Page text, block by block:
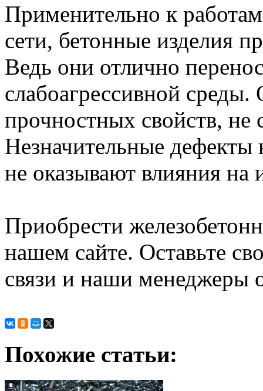
Применительно к
сети, бетонные изделия
Ведь они отлично
слабоагрессивной
прочностных свойств, не
Незначительные дефекты
не оказывают влияния на
Приобрести
нашем сайте. Оставьте
связи и наши менеджеры
Похожие статьи: